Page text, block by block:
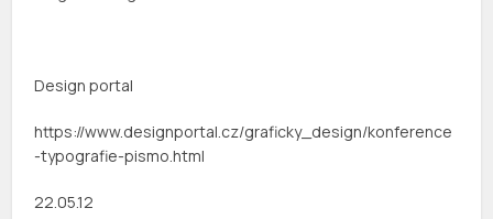
Design portal
https://www.designportal.cz/graficky_design/konference
-typografie-pismo.html
22.05.12